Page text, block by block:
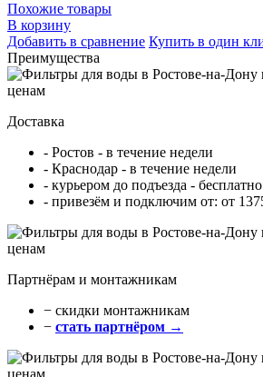
Похожие товары
В корзину
Добавить в сравнение Купить в один
Преимущества
Доставка
- Ростов - в течение недели
- Краснодар - в течение недели
- курьером до подъезда - бесплатно
- привезём и подключим от: от
Партнёрам и монтажникам
− cкидки монтажникам
− стать партнёром →